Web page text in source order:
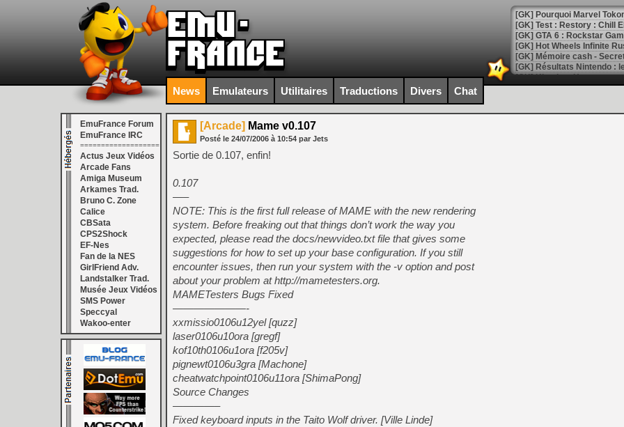
[GK] Pourquoi Marvel
[GK] Test : Restory : Chill
[GK] GTA 6 : Rockstar
[GK] Hot Wheels Infinite
[GK] Mémoire cash -
[GK] Résultats Nintendo :
[GK] Déjà des
[Mo5] Brickboy cherche à
[GK] Minecraft et ses «
[GK] Beast of
[GK] Ubisoft : fin de partie
[GK] Mémoire cash -
[GK] Dan Houser (GTA)
[GK] Comment EA Sports
[GK] Crimson Moon : un
[GK] Isle of Reveries : le
[GK] Moonlighter 2 : The
[GK] Capcom relance
[Mo5] Deux inédits du
[GK] Le beat'em up The
[GK] Endless Legend 2 :
[LS] [PS5] Le WebKit
[GK] Oubliez Crazy Taxi,
[LS] [Switch] NSZ 5.0.0
News Emulateurs Utilitaires Traductions Divers Chat
EmuFrance Forum
EmuFrance IRC
===================
Actus Jeux Vidéos
Arcade Fans
Amiga Museum
Arkames Trad.
Bruno C. Zone
Calice
CBSata
CPS2Shock
EF-Nes
Fan de la NES
GirlFriend Adv.
Landstalker Trad.
Musée Jeux Vidéos
SMS Power
Speccyal
Wakoo-enter
[Arcade] Mame v0.107
Posté le 24/07/2006 à 10:54 par Jets
Sortie de 0.107, enfin!
0.107
—–
NOTE: This is the first full release of MAME with the new rendering
system. Before freaking out that things don’t work the way you
expected, please read the docs/newvideo.txt file that gives some
suggestions for how to set up your base configuration. If you still
encounter issues, then run your system with the -v option and post
about your problem at http://mametesters.org.
MAMETesters Bugs Fixed
———————-
xxmissio0106u12yel [quzz]
laser0106u10ora [gregf]
kof10th0106u1ora [f205v]
pignewt0106u3gra [Machone]
cheatwatchpoint0106u11ora [ShimaPong]
Source Changes
————–
Fixed keyboard inputs in the Taito Wolf driver. [Ville Linde]